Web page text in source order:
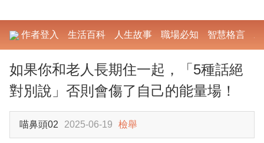
作者登入 生活百科 人生故事 職場必知 智慧格言
如果你和老人長期住一起，「5種話絕
對別說」否則會傷了自己的能量場！
喵鼻頭02 2025-06-19 檢舉